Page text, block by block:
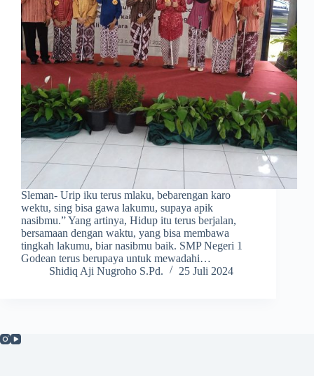
Sleman- Urip iku terus mlaku, bebarengan karo
wektu, sing bisa gawa lakumu, supaya apik
nasibmu.” Yang artinya, Hidup itu terus berjalan,
bersamaan dengan waktu, yang bisa membawa
tingkah lakumu, biar nasibmu baik. SMP Negeri 1
Godean terus berupaya untuk mewadahi…
Shidiq Aji Nugroho S.Pd.
25 Juli 2024